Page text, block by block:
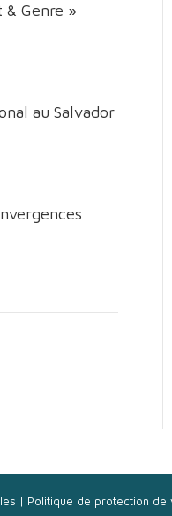
Genre »
au Salvador
| Politique de protection de